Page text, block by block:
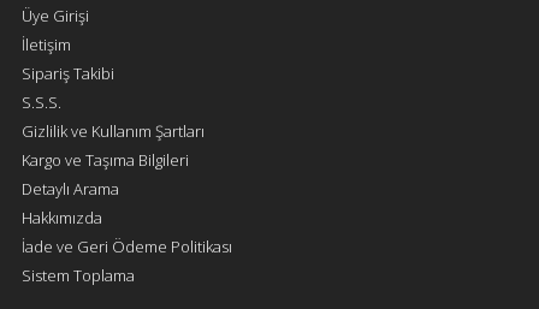
Üye Girişi
İletişim
Sipariş Takibi
S.S.S.
Gizlilik ve Kullanım Şartları
Kargo ve Taşıma Bilgileri
Detaylı Arama
Hakkımızda
İade ve Geri Ödeme Politikası
Sistem Toplama